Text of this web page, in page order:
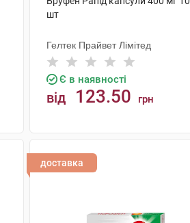
шт
Гелтек Прайвет Лімітед
Є в наявності
від 123.50 грн
доставка